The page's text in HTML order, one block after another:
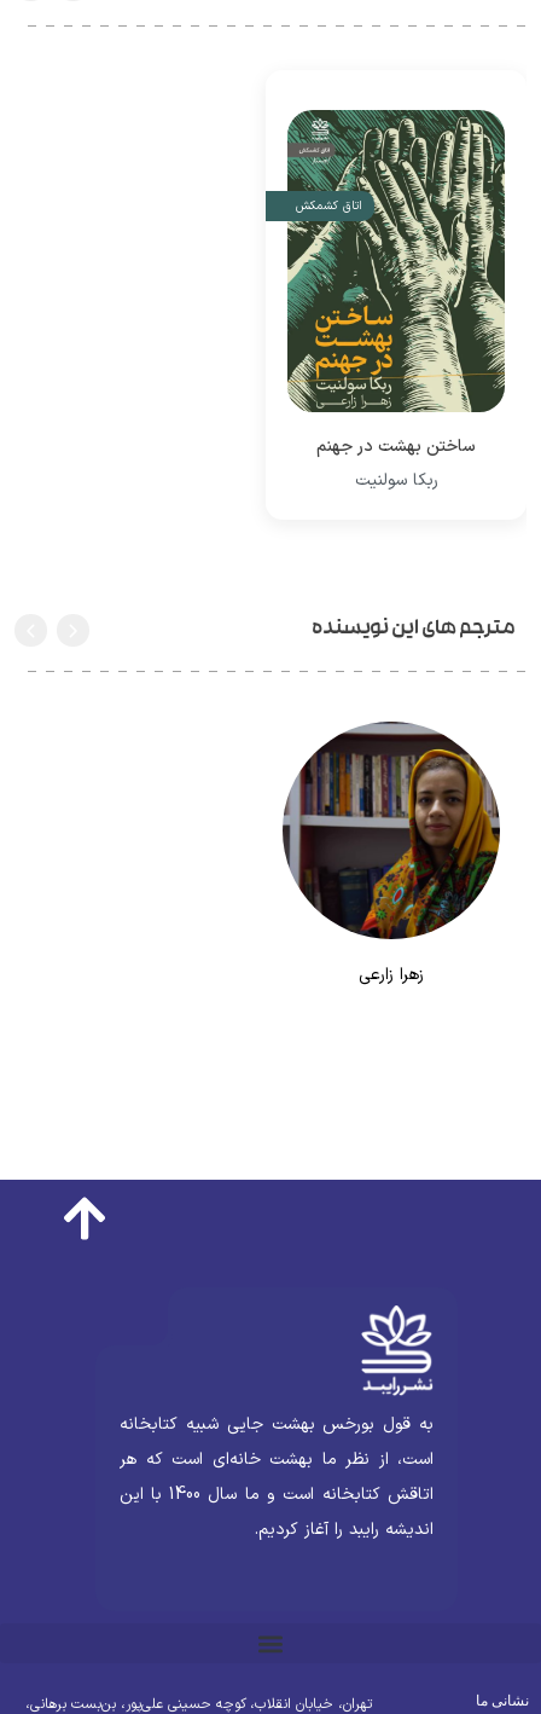
اتاق کشمکش
ساختن بهشت در جهنم
ربکا سولنیت
مترجم های این نویسنده
زهرا زارعی
به قول بورخس بهشت جایی شبیه کتابخانه
است، از نظر ما بهشت خانه‌ای است که هر
اتاقش کتابخانه است و ما سال 1400 با این
اندیشه رایبد را آغاز کردیم.
ما تهران، خیابان انقلاب، کوچه حسینی علی‌پور، بن‌بست برهانی،